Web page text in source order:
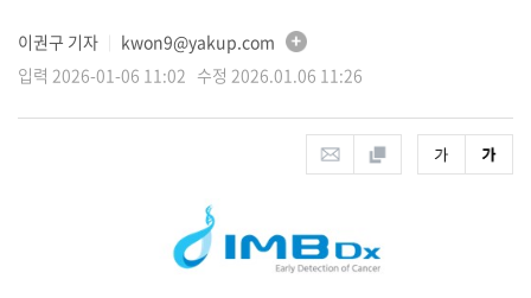
이권구 기자
kwon9@yakup.com
입력 2026-01-06 11:02 수정 2026.01.06 11:26